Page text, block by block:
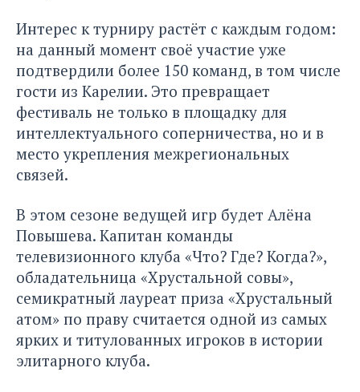
Интерес к турниру растёт с каждым годом:
на данный момент своё участие уже
подтвердили более 150 команд, в том числе
гости из Карелии. Это превращает
фестиваль не только в площадку для
интеллектуального соперничества, но и в
место укрепления межрегиональных
связей.
В этом сезоне ведущей игр будет Алёна
Повышева. Капитан команды
телевизионного клуба «Что? Где? Когда?»,
обладательница «Хрустальной совы»,
семикратный лауреат приза «Хрустальный
атом» по праву считается одной из самых
ярких и титулованных игроков в истории
элитарного клуба.